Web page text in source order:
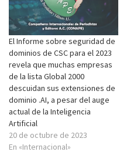
El Informe sobre seguridad de
dominios de CSC para el 2023
revela que muchas empresas
de la lista Global 2000
descuidan sus extensiones de
dominio .AI, a pesar del auge
actual de la Inteligencia
Artificial
20 de octubre de 2023
En «Internacional»